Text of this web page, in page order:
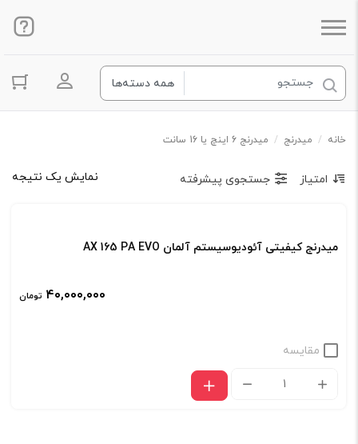
ورود به
خانه / میدرنج / میدرنج 6 اینچ یا 16 سانت
نمایش یک نتیجه امتیاز جستجوی پیشرفته
میدرنج کیفیتی آئودیوسیستم آلمان AX 165 PA EVO
۴۰,۰۰۰,۰۰۰ تومان
مقایسه
میدرنج
کیفیتی